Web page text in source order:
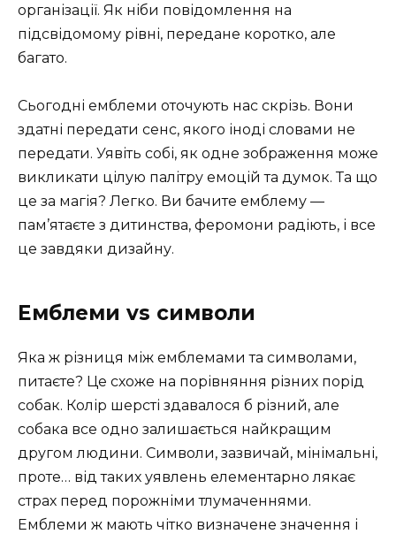
організації. Як ніби повідомлення на
підсвідомому рівні, передане коротко, але
багато.
Сьогодні емблеми оточують нас скрізь. Вони
здатні передати сенс, якого іноді словами не
передати. Уявіть собі, як одне зображення може
викликати цілую палітру емоцій та думок. Та що
це за магія? Легко. Ви бачите емблему —
пам’ятаєте з дитинства, феромони радіють, і все
це завдяки дизайну. ️
Емблеми vs символи
Яка ж різниця між емблемами та символами,
питаєте? Це схоже на порівняння різних порід
собак. Колір шерсті здавалося б різний, але
собака все одно залишається найкращим
другом людини. Символи, зазвичай, мінімальні,
проте… від таких уявлень елементарно лякає
страх перед порожніми тлумаченнями.
Емблеми ж мають чітко визначене значення і